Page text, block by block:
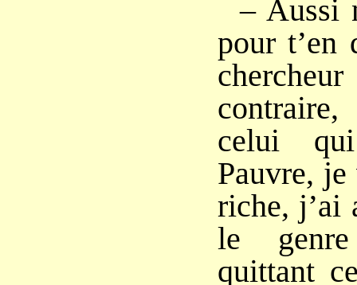
– Aussi
pour t’en
celui
Pauvre,
riche, j’ai
le
quittant